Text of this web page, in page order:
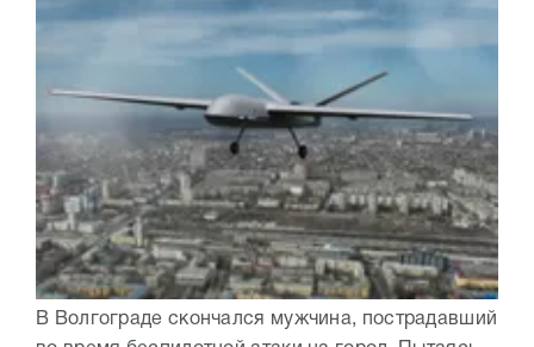
В Волгограде скончался мужчина, пострадавший